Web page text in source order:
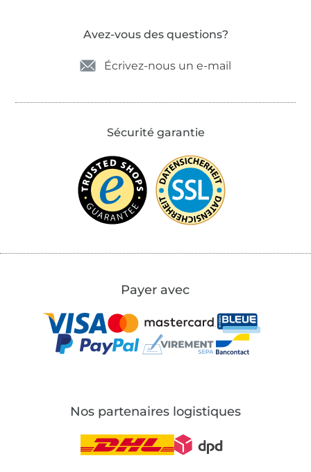
Avez-vous des questions?
Écrivez-nous un e-mail
Sécurité garantie
Payer avec
Nos partenaires logistiques